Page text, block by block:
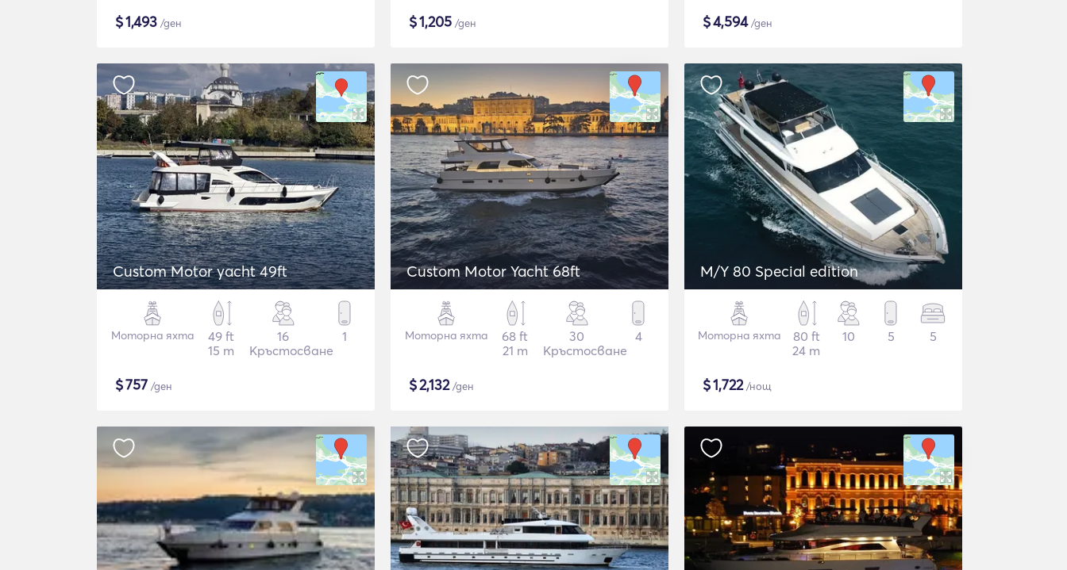
$1,493 /ден $1,205 /ден $4,594/ден
Custom Motor yacht 49ft
Моторна яхта
49 ft
15 m
16
Кръстосване
1
$757 /ден
Custom Motor Yacht 68ft
Моторна яхта
68 ft
21 m
30
Кръстосване
4
$2,132/ден
M/Y 80 Special edition
Моторна яхта
80 ft
24 m
10 5 5
$1,722/нощ